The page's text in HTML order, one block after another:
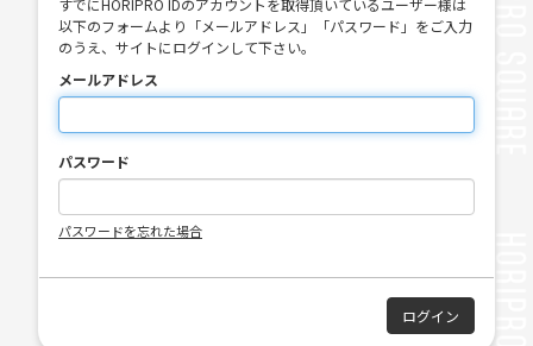
すでにHORIPRO IDのアカウントを取得頂いているユーザー様は
以下のフォームより「メールアドレス」「パスワード」をご入力
のうえ、サイトにログインして下さい。
メールアドレス
パスワード
パスワードを忘れた場合